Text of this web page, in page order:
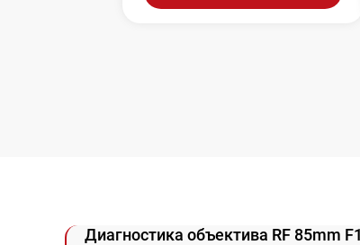
Диагностика объектива RF 85mm